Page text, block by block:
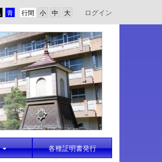
行間 ログイン
各種証明書発行